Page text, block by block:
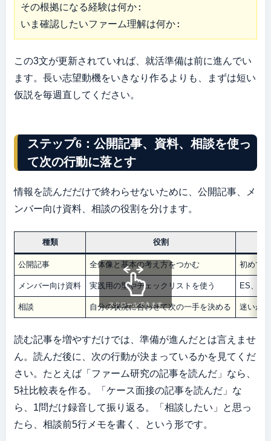
その根拠になる経験は何か:
いま確認したいファーム理解は何か:
この3文が更新されていれば、就活準備は前に進んでい
ます。長い志望動機をいきなり作るよりも、まずは短い
仮説を毎週直してください。
ステップ6：公開記事、資料、相談を使っ
て次の行動に落とす
情報を読んだだけで終わらせないために、公開記事、メ
ンバー向け資料、相談の役割を分けます。
種類 役割
公開記事 全体像と基本の考え方をつかむ 初めて
メンバー向け資料 実践用の型やチェックリストを使う ES、ケ
相談 自分の状況に合わせて次の一手を決める 迷いが
スクロールできます
読む記事を増やすだけでは、準備が進んだとは言えませ
ん。読んだ後に、次の行動が決まっているかを見てくだ
さい。たとえば「ファーム研究の記事を読んだ」なら、
5社比較表を作る。「ケース面接の記事を読んだ」な
ら、1問だけ録音して振り返る。「相談したい」と思っ
たら、相談前5行メモを書く、という形です。